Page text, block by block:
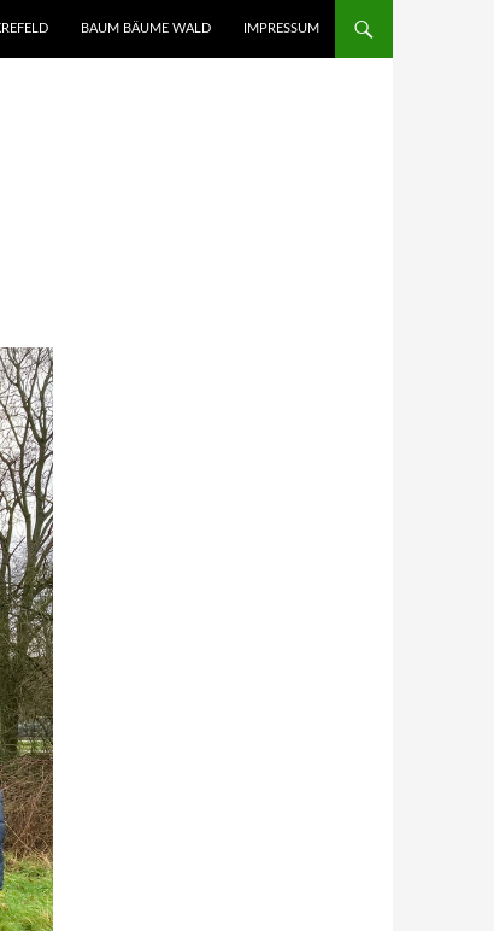
BAUM BÄUME WALD IMPRESSUM